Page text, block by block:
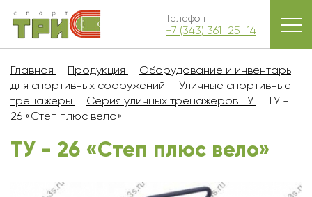
Телефон
+7 (343) 361-25-14
Главная Продукция
Оборудование и инвентарь
для спортивных сооружений
Уличные спортивные
тренажеры
Серия уличных тренажеров ТУ
ТУ -
26 «Степ плюс вело»
ТУ - 26 «Степ плюс вело»